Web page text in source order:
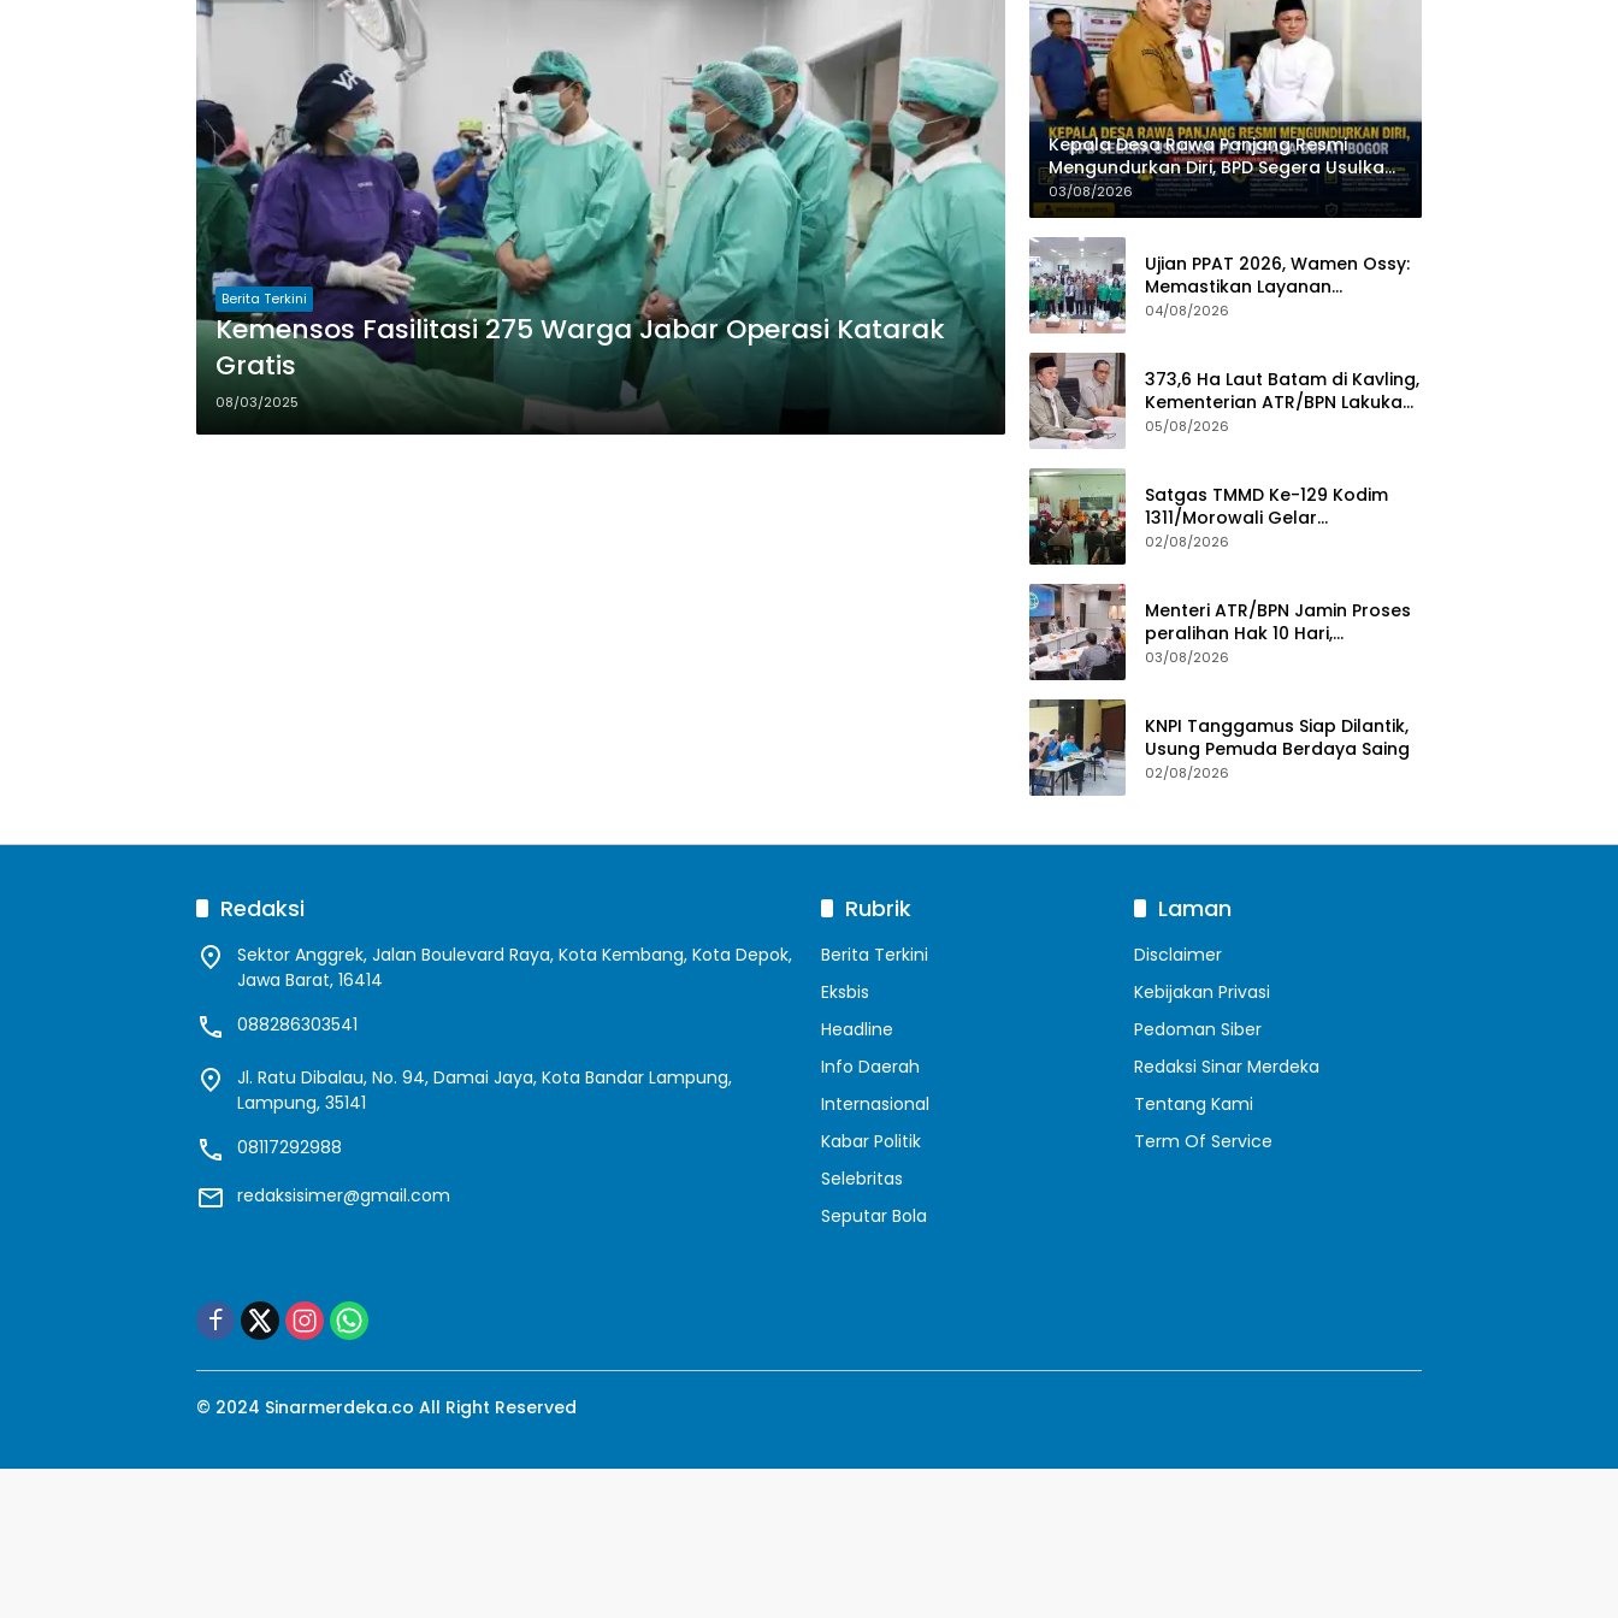
Berita Terkini
Kemensos Fasilitasi 275 Warga Jabar Operasi Katarak
Gratis
08/03/2025
Kepala Desa Rawa Panjang Resmi
Mengundurkan Diri, BPD Segera Usulkan
PLT kepada Bupati Bogor
03/08/2026
Ujian PPAT 2026, Wamen Ossy:
Memastikan Layanan
Pertanahan dari PPAT yang
04/08/2026
373,6 Ha Laut Batam di Kavling,
Kementerian ATR/BPN Lakukan
Investigasi
05/08/2026
Satgas TMMD Ke-129 Kodim
1311/Morowali Gelar
Penyuluhan Mitigasi Bencana
02/08/2026
Menteri ATR/BPN Jamin Proses
peralihan Hak 10 Hari,
Pengukuran Terjadwal Waktu
03/08/2026
KNPI Tanggamus Siap Dilantik,
Usung Pemuda Berdaya Saing
02/08/2026
Redaksi
Sektor Anggrek, Jalan Boulevard Raya, Kota Kembang, Kota Depok,
Jawa Barat, 16414
088286303541
Jl. Ratu Dibalau, No. 94, Damai Jaya, Kota Bandar Lampung,
Lampung, 35141
08117292988
redaksisimer@gmail.com
Rubrik
Berita Terkini
Eksbis
Headline
Info Daerah
Internasional
Kabar Politik
Selebritas
Seputar Bola
Laman
Disclaimer
Kebijakan Privasi
Pedoman Siber
Redaksi Sinar Merdeka
Tentang Kami
Term Of Service
© 2024 Sinarmerdeka.co All Right Reserved